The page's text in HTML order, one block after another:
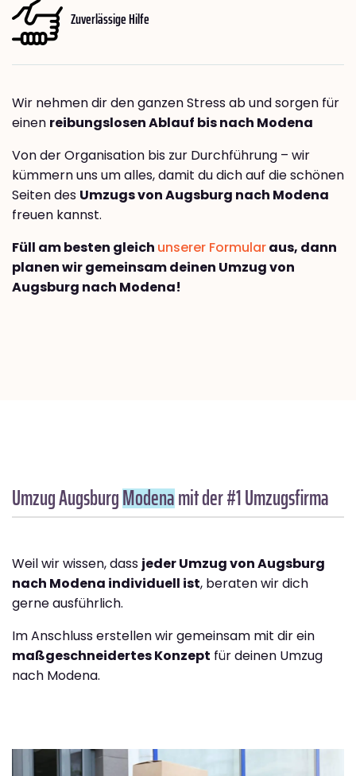
Zuverlässige Hilfe
Wir nehmen dir den ganzen Stress ab und sorgen für
einen reibungslosen Ablauf bis nach Modena
Von der Organisation bis zur Durchführung – wir
kümmern uns um alles, damit du dich auf die schönen
Seiten des Umzugs von Augsburg nach Modena
freuen kannst.
Füll am besten gleich unserer Formularaus, dann
planen wir gemeinsam deinen Umzug von
Augsburg nach Modena!
Umzug AugsburgModenamit der #1 Umzugsfirma
Weil wir wissen, dass jeder Umzug von Augsburg
nach Modena individuell ist, beraten wir dich
gerne ausführlich.
Im Anschluss erstellen wir gemeinsam mit dir ein
maßgeschneidertes Konzept für deinen Umzug
nach Modena.